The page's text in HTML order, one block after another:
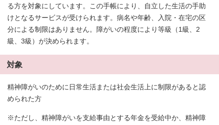
る方を対象にしています。この手帳により、自立した生活の手助
けとなるサービスが受けられます。病名や年齢、入院・在宅の区
分による制限はありません。障がいの程度により等級（1級、2
級、3級）が決められます。
対象
精神障がいのために日常生活または社会生活上に制限があると認
められた方
※ただし、精神障がいを支給事由とする年金を受給中か、精神障